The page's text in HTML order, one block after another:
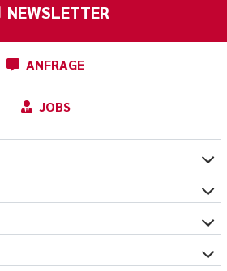
NEWSLETTER
ANFRAGE
JOBS